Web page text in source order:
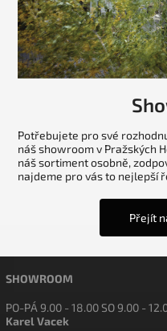
Potřebujete pro své
náš showroom v Pražských
náš sortiment osobně,
najdeme pro vás to nejlepší
Přejít
SHOWROOM
PO-PÁ 9.00 - 18.00 SO 9.00 -
Karel Vacek